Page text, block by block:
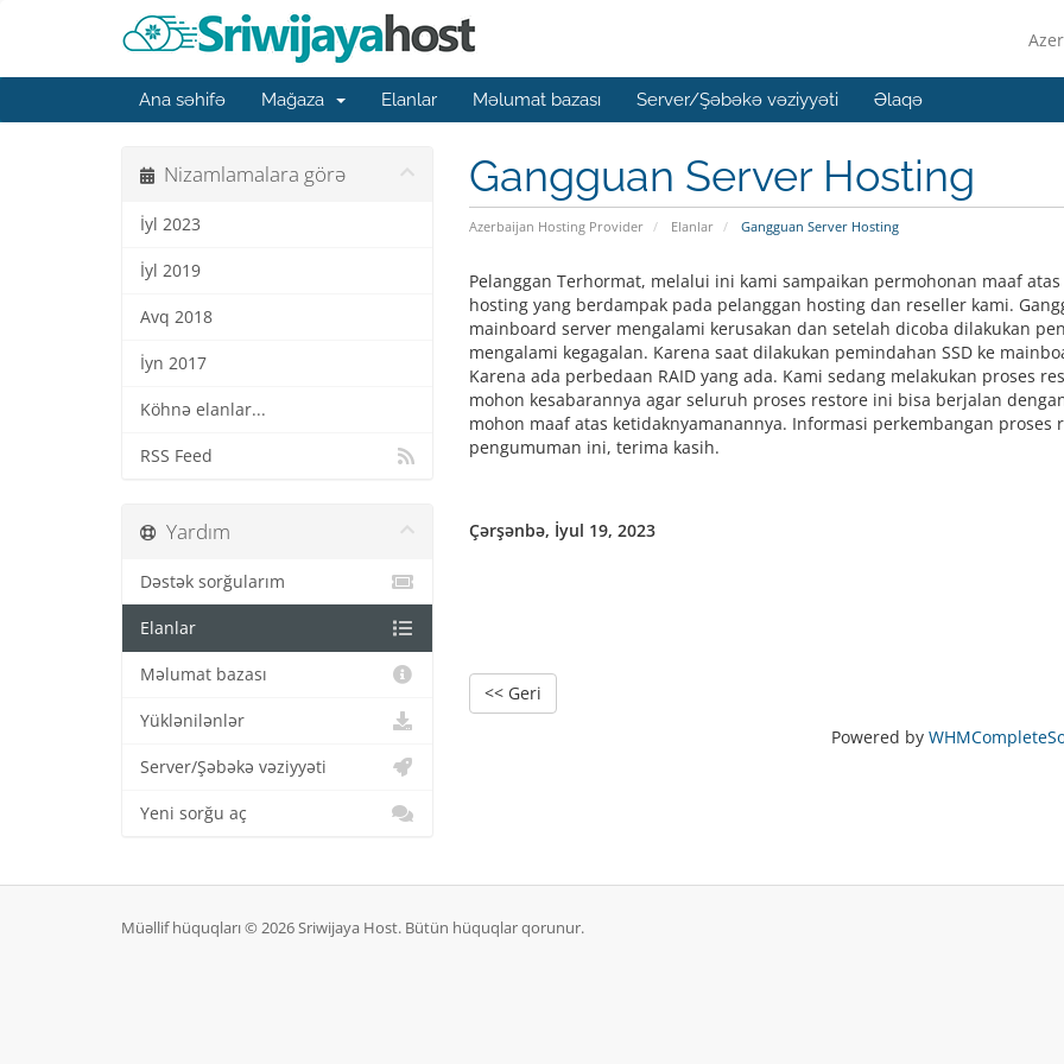
Ana səhifə Mağaza Elanlar Məlumat bazası Server/Şəbəkə vəziyyəti Əlaqə
Gangguan Server Hosting
Azerbaijan Hosting Provider Elanlar Gangguan Server Hosting
Nizamlamalara görə
İyl 2023
İyl 2019
Avq 2018
İyn 2017
Köhnə elanlar...
RSS Feed
Pelanggan Terhormat, melalui ini kami sampaikan permohonan maaf
hosting yang berdampak pada pelanggan hosting dan reseller kami.
mainboard server mengalami kerusakan dan setelah dicoba dilakukan
mengalami kegagalan. Karena saat dilakukan pemindahan SSD ke
Karena ada perbedaan RAID yang ada. Kami sedang melakukan proses
mohon kesabarannya agar seluruh proses restore ini bisa berjalan
mohon maaf atas ketidaknyamanannya. Informasi perkembangan
pengumuman ini, terima kasih.
Çərşənbə, İyul 19, 2023
<< Geri
Powered by
Yardım
Dəstək sorğularım
Elanlar
Məlumat bazası
Yüklənilənlər
Server/Şəbəkə vəziyyəti
Yeni sorğu aç
Müəllif hüquqları © 2026 Sriwijaya Host. Bütün hüquqlar qorunur.